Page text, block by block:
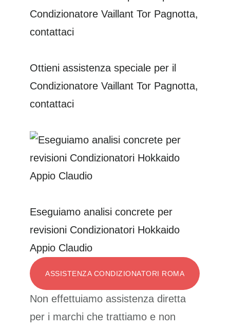
Ottieni assistenza speciale per il
Condizionatore Vaillant Tor Pagnotta,
contattaci
Eseguiamo analisi concrete per
revisioni Condizionatori Hokkaido
Appio Claudio
ASSISTENZA CONDIZIONATORI ROMA
Non effettuiamo assistenza diretta
per i marchi che trattiamo e non